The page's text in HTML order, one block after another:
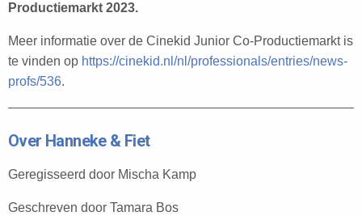
Productiemarkt 2023.
Meer informatie over de Cinekid Junior Co-Productiemarkt is
te vinden op https://cinekid.nl/nl/professionals/entries/news-
profs/536.
Over Hanneke & Fiet
Geregisseerd door Mischa Kamp
Geschreven door Tamara Bos